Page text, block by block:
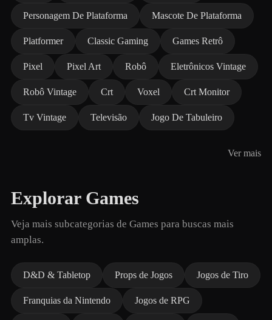
Personagem De Plataforma Mascote De Plataforma
Platformer Classic Gaming Games Retrô
Pixel Pixel Art Robô Eletrônicos Vintage
Robô Vintage Crt Voxel Crt Monitor
Tv Vintage Televisão Jogo De Tabuleiro
Ver mais
Explorar Games
Veja mais subcategorias de Games para buscas mais
amplas.
D&D & Tabletop Props de Jogos Jogos de Tiro
Franquias da Nintendo Jogos de RPG